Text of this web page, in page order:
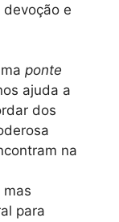
e
ponte
ajuda a
dos
na
mas
para